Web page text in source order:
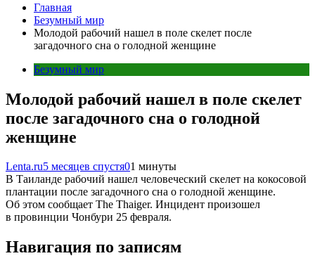
Главная
Безумный мир
Молодой рабочий нашел в поле скелет после
загадочного сна о голодной женщине
Безумный мир
Молодой рабочий нашел в поле скелет
после загадочного сна о голодной
женщине
Lenta.ru5 месяцев спустя01 минуты
В Таиланде рабочий нашел человеческий скелет на кокосовой
плантации после загадочного сна о голодной женщине.
Об этом сообщает The Thaiger. Инцидент произошел
в провинции Чонбури 25 февраля.
Навигация по записям